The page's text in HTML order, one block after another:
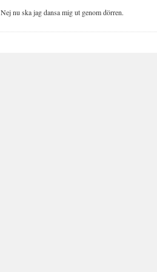
Nej nu ska jag dansa mig ut genom dörren.